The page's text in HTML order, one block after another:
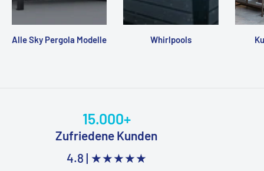
Alle Sky Pergola Modelle Whirlpools
15.000+
Zufriedene Kunden
4.8 | ★★★★★